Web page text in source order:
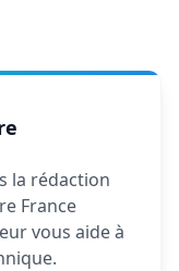
la rédaction
France
vous aide à